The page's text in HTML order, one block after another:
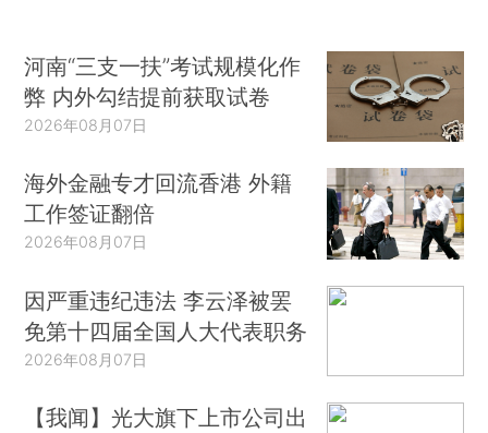
河南“三支一扶”考试规模化作
弊 内外勾结提前获取试卷
2026年08月07日
海外金融专才回流香港 外籍
工作签证翻倍
2026年08月07日
因严重违纪违法 李云泽被罢
免第十四届全国人大代表职务
2026年08月07日
【我闻】光大旗下上市公司出